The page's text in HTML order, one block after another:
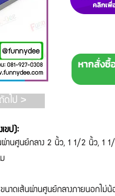
แบบสินค้าถัดไป >
ขป):
ผ่านศูนย์กลาง 2 นิ้ว, 1 1/2 นิ้ว, 1
นาดเส้นผ่านศูนย์กลางภายนอกไ